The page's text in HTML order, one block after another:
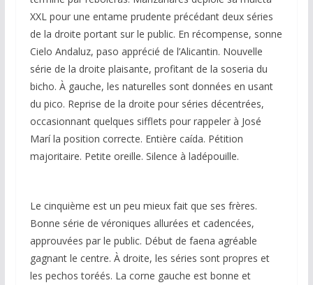
XXL pour une entame prudente précédant deux séries
de la droite portant sur le public. En récompense, sonne
Cielo Andaluz, paso apprécié de l’Alicantin. Nouvelle
série de la droite plaisante, profitant de la soseria du
bicho. À gauche, les naturelles sont données en usant
du pico. Reprise de la droite pour séries décentrées,
occasionnant quelques sifflets pour rappeler à José
Marí la position correcte. Entière caída. Pétition
majoritaire. Petite oreille. Silence à ladépouille.
Le cinquième est un peu mieux fait que ses frères.
Bonne série de véroniques allurées et cadencées,
approuvées par le public. Début de faena agréable
gagnant le centre. À droite, les séries sont propres et
les pechos toréés. La corne gauche est bonne et